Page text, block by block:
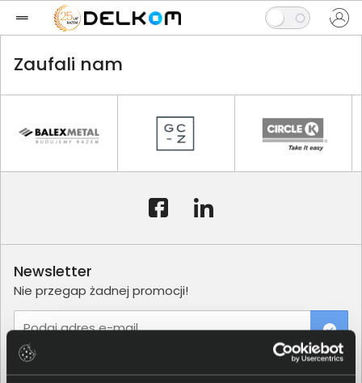
Zaufali nam
Newsletter
Nie przegap żadnej promocji!
Podaj adres e-mail